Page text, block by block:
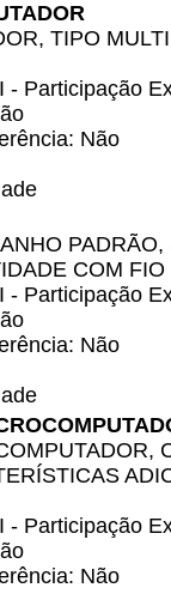
TIPO
- Participação
Não
COM FIO
- Participação
Não
- Participação
Não